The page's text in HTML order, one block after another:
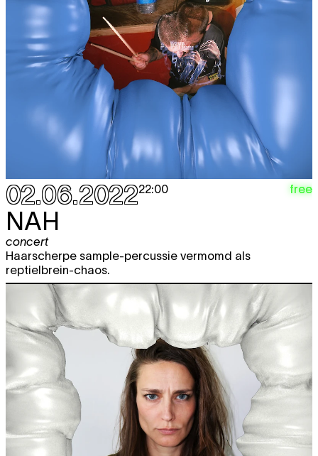
02.06.202222:00 free
NAH
concert
Haarscherpe sample-percussie vermomd als
reptielbrein-chaos.